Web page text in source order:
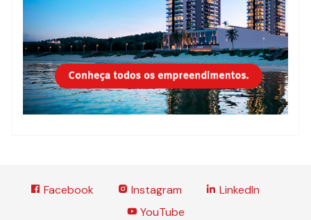
Facebook Instagram
LinkedIn
YouTube